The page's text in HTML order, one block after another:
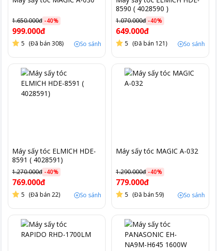
1.650.000đ -40%
999.000đ
5 (Đã bán 308) So sánh
8590 ( 4028590 )
1.070.000đ -40%
649.000đ
5 (Đã bán 121) So sánh
Máy sấy tóc ELMICH HDE-
8591 ( 4028591)
1.270.000đ -40%
769.000đ
5 (Đã bán 22) So sánh
Máy sấy tóc MAGIC A-032
1.290.000đ -40%
779.000đ
5 (Đã bán 59) So sánh